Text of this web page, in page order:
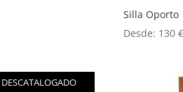
Silla Oporto
Desde: 130€
DESCATALOGADO